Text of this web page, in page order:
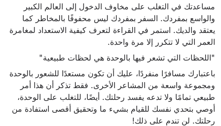
مساعدتك في التغلب على مخاوف الدخول إلى العالم الكبير
والواسع بمفردك. السفر بمفردك ليس محفوفًا بالمخاطر كما
يعتقد والديك. استمر في القراءة لتعرف كيفية الاستعداد لمغامرة
العمر التي لا تتكرر إلا مرة واحدة.
"اللحظات التي تشعر فيها بالوحدة هي لحظات طبيعية"
باعتبارك مسافرًا منفردًا، عليك أن تكون مستعدًا للشعور بالوحدة
ومجموعة واسعة من المشاعر الأخرى. فقط تذكر أن هذا أمر
طبيعي تمامًا ولا تدعه يفسد رحلتك. أيضًا، للتغلب على الوحدة،
أوصي بتحدي نفسك للقيام بشيء ما وتحقيق أقصى استفادة من
رحلتك. لن تندم على ذلك!